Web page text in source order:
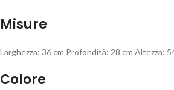
Misure
Larghezza: 36 cm Profondità: 28 cm Altezza:
Colore